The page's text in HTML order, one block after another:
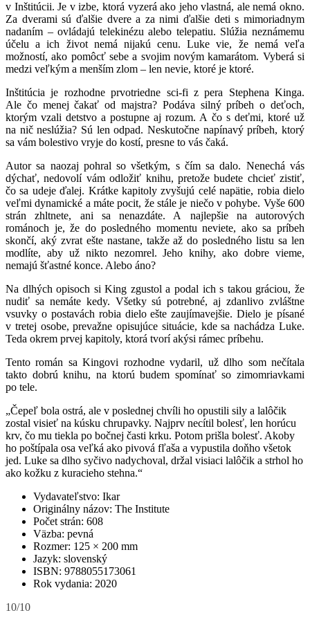
v Inštitúcii. Je v izbe, ktorá vyzerá ako jeho vlastná, ale nemá okno.
Za dverami sú ďalšie dvere a za nimi ďalšie deti s mimoriadnym
nadaním – ovládajú telekinézu alebo telepatiu. Slúžia neznámemu
účelu a ich život nemá nijakú cenu. Luke vie, že nemá veľa
možností, ako pomôcť sebe a svojim novým kamarátom. Vyberá si
medzi veľkým a menším zlom – len nevie, ktoré je ktoré.
Inštitúcia je rozhodne prvotriedne sci-fi z pera Stephena Kinga.
Ale čo menej čakať od majstra? Podáva silný príbeh o deťoch,
ktorým vzali detstvo a postupne aj rozum. A čo s deťmi, ktoré už
na nič neslúžia? Sú len odpad. Neskutočne napínavý príbeh, ktorý
sa vám bolestivo vryje do kostí, presne to vás čaká.
Autor sa naozaj pohral so všetkým, s čím sa dalo. Nenechá vás
dýchať, nedovolí vám odložiť knihu, pretože budete chcieť zistiť,
čo sa udeje ďalej. Krátke kapitoly zvyšujú celé napätie, robia dielo
veľmi dynamické a máte pocit, že stále je niečo v pohybe. Vyše 600
strán zhltnete, ani sa nenazdáte. A najlepšie na autorových
románoch je, že do posledného momentu neviete, ako sa príbeh
skončí, aký zvrat ešte nastane, takže až do posledného listu sa len
modlíte, aby už nikto nezomrel. Jeho knihy, ako dobre vieme,
nemajú šťastné konce. Alebo áno?
Na dlhých opisoch si King zgustol a podal ich s takou gráciou, že
nudiť sa nemáte kedy. Všetky sú potrebné, aj zdanlivo zvláštne
vsuvky o postavách robia dielo ešte zaujímavejšie. Dielo je písané
v tretej osobe, prevažne opisujúce situácie, kde sa nachádza Luke.
Teda okrem prvej kapitoly, ktorá tvorí akýsi rámec príbehu.
Tento román sa Kingovi rozhodne vydaril, už dlho som nečítala
takto dobrú knihu, na ktorú budem spomínať so zimomriavkami
po tele.
„Čepeľ bola ostrá, ale v poslednej chvíli ho opustili sily a lalôčik
zostal visieť na kúsku chrupavky. Najprv necítil bolesť, len horúcu
krv, čo mu tiekla po bočnej časti krku. Potom prišla bolesť. Akoby
ho poštípala osa veľká ako pivová fľaša a vypustila doňho všetok
jed. Luke sa dlho syčivo nadychoval, držal visiaci lalôčik a strhol ho
ako kožku z kuracieho stehna.“
Vydavateľstvo: Ikar
Originálny názov: The Institute
Počet strán: 608
Väzba: pevná
Rozmer: 125 × 200 mm
Jazyk: slovenský
ISBN: 9788055173061
Rok vydania: 2020
10/10